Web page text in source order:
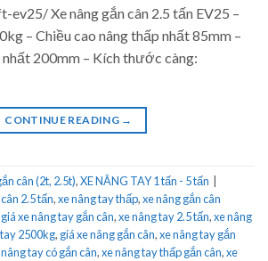
Xe nâng gắn cân 2.5 tấn EV25 –
– Chiều cao nâng thấp nhất 85mm –
nhất 200mm – Kích thước càng:
CONTINUE READING →
cân (2t, 2.5t),XE NÂNG TAY 1 tấn - 5 tấn
2.5 tấn,xe nâng tay thấp,xe nâng gắn cân
giá xe nâng tay gắn cân,xe nâng tay 2.5 tấn,xe nâng
2500kg, giá xe nâng gắn cân,xe nâng tay gắn
tay có gắn cân,xe nâng tay thấp gắn cân,xe